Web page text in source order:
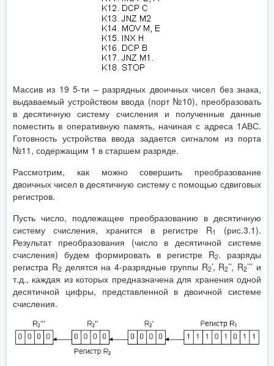
Массив из 19 5-ти – разрядных двоичных чисел без знака,
выдаваемый устройством ввода (порт №10), преобразовать
в десятичную систему счисления и полученные данные
поместить в оперативную память, начиная с адреса 1АВС.
Готовность устройства ввода задается сигналом из порта
№11, содержащим 1 в старшем разряде.
Рассмотрим, как можно совершить преобразование
двоичных чисел в десятичную систему с помощью сдвиговых
регистров.
Пусть число, подлежащее преобразованию в десятичную
систему счисления, хранится в регистре R1
(рис.3.1).
Результат преобразования (число в десятичной системе
счисления) будем формировать в регистре R2. разряды
регистра R2делятся на 4-разрядные группы R2’, R2’’, R2’’’ и
т.д., каждая из которых предназначена для хранения одной
десятичной цифры, представленной в двоичной системе
счисления.